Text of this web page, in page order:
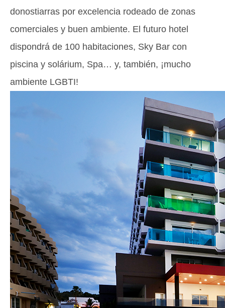
donostiarras por excelencia rodeado de zonas
comerciales y buen ambiente. El futuro hotel
dispondrá de 100 habitaciones, Sky Bar con
piscina y solárium, Spa… y, también, ¡mucho
ambiente LGBTI!